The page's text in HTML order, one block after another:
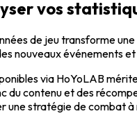
vos
de jeu transforme
nouveaux événements
via HoYoLAB
du contenu et des
une stratégie de combat à